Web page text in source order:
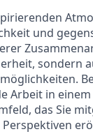
und
sondern
Arbeit in
das Sie